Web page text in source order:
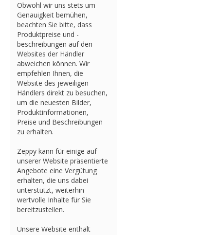
Obwohl wir uns stets um
Genauigkeit bemühen,
beachten Sie bitte, dass
Produktpreise und -
beschreibungen auf den
Websites der Händler
abweichen können. Wir
empfehlen Ihnen, die
Website des jeweiligen
Händlers direkt zu besuchen,
um die neuesten Bilder,
Produktinformationen,
Preise und Beschreibungen
zu erhalten.
Zeppy kann für einige auf
unserer Website präsentierte
Angebote eine Vergütung
erhalten, die uns dabei
unterstützt, weiterhin
wertvolle Inhalte für Sie
bereitzustellen.
Unsere Website enthält